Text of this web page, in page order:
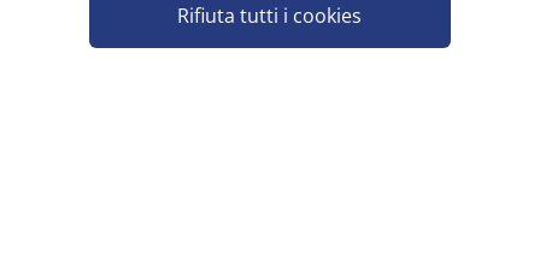
Rifiuta tutti i cookies